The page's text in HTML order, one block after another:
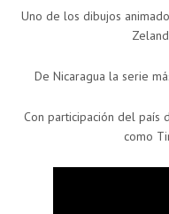
Uno de los dibujos
De Nicaragua la serie
Con participación del país
como